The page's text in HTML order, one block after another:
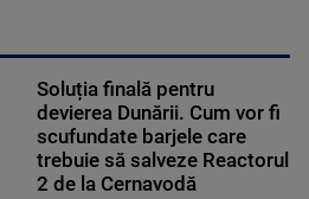
Soluția finală pentru
devierea Dunării. Cum vor fi
scufundate barjele care
trebuie să salveze Reactorul
2 de la Cernavodă